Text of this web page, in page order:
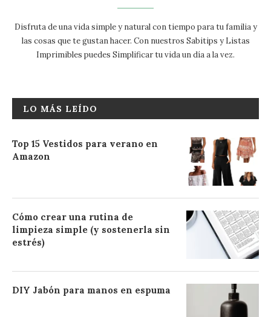
Disfruta de una vida simple y natural con tiempo para tu familia y
las cosas que te gustan hacer. Con nuestros Sabitips y Listas
Imprimibles puedes Simplificar tu vida un día a la vez.
LO MÁS LEÍDO
Top 15 Vestidos para verano en
Amazon
Cómo crear una rutina de
limpieza simple (y sostenerla sin
estrés)
DIY Jabón para manos en espuma